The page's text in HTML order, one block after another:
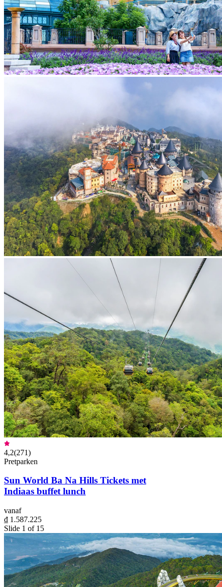
4,2(271)
Pretparken
Sun World Ba Na Hills Tickets met
Indiaas buffet lunch
vanaf
₫ 1.587.225
Slide 1 of 15